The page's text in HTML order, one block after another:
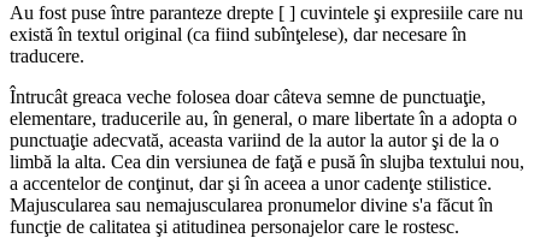
Au fost puse între paranteze drepte [ ] cuvintele şi expresiile care nu
există în textul original (ca fiind subînţelese), dar necesare în
traducere.
Întrucât greaca veche folosea doar câteva semne de punctuaţie,
elementare, traducerile au, în general, o mare libertate în a adopta o
punctuaţie adecvată, aceasta variind de la autor la autor şi de la o
limbă la alta. Cea din versiunea de faţă e pusă în slujba textului nou,
a accentelor de conţinut, dar şi în aceea a unor cadenţe stilistice.
Majuscularea sau nemajuscularea pronumelor divine s'a făcut în
funcţie de calitatea şi atitudinea personajelor care le rostesc.